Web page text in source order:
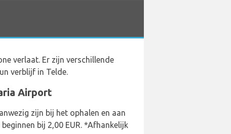
verlaat. Er zijn verschillende
verblijf in Telde.
Airport
zijn bij het ophalen en aan
bij 2,00 EUR. *Afhankelijk